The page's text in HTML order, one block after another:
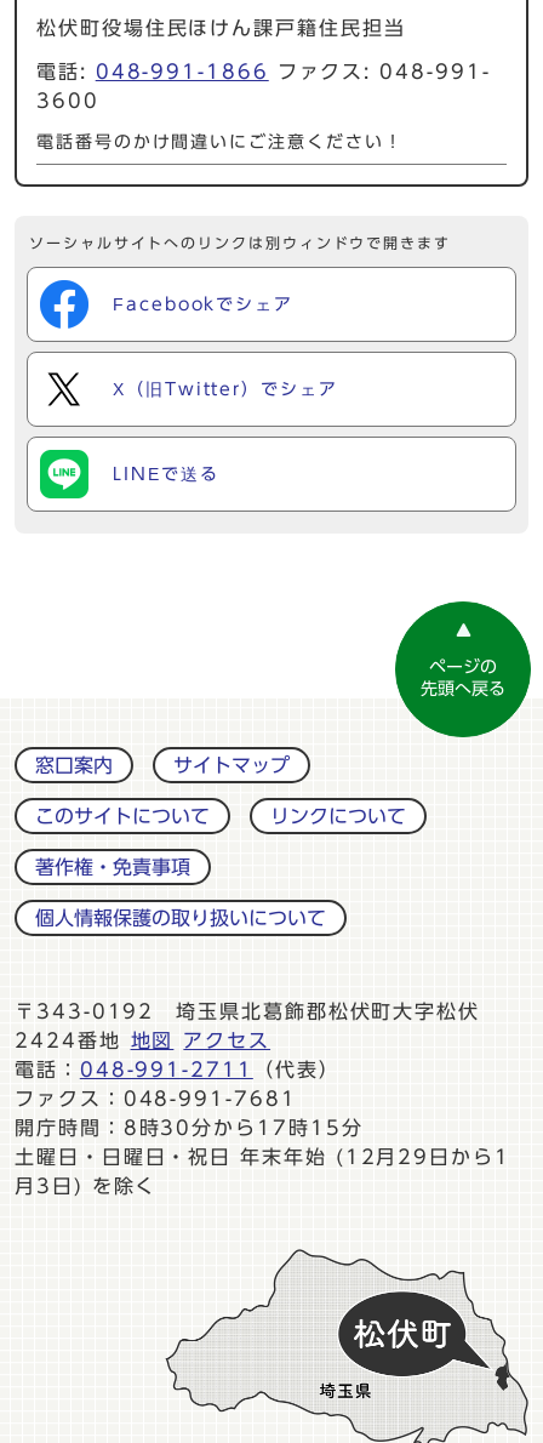
松伏町役場住民ほけん課戸籍住民担当
電話: 048-991-1866
ファクス: 048-991-
3600
電話番号のかけ間違いにご注意ください！
ソーシャルサイトへのリンクは別ウィンドウで開きます
Facebookでシェア
X（旧Twitter）でシェア
LINEで送る
ページの
先頭へ戻る
窓口案内 サイトマップ
このサイトについて リンクについて
著作権・免責事項
個人情報保護の取り扱いについて
〒343-0192 埼玉県北葛飾郡松伏町大字松伏
2424番地
地図
アクセス
電話： 048-991-2711
（代表）
ファクス：048-991-7681
開庁時間：8時30分から17時15分
土曜日・日曜日・祝日 年末年始 (12月29日から1
月3日) を除く